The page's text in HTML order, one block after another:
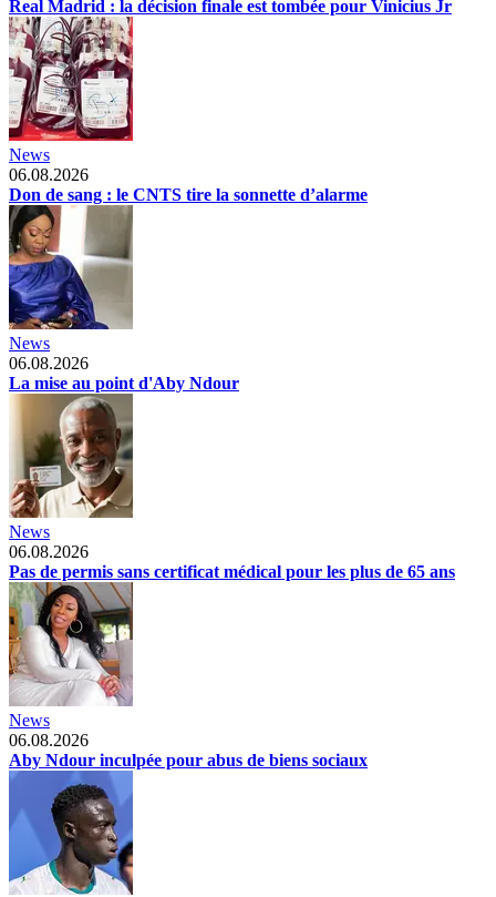
Real Madrid : la décision finale est tombée pour Vinicius Jr
News
06.08.2026
Don de sang : le CNTS tire la sonnette d’alarme
News
06.08.2026
La mise au point d'Aby Ndour
News
06.08.2026
Pas de permis sans certificat médical pour les plus de 65 ans
News
06.08.2026
Aby Ndour inculpée pour abus de biens sociaux